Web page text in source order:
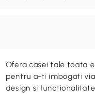
Ofera casei tale toata
pentru a-ti imbogati
design si